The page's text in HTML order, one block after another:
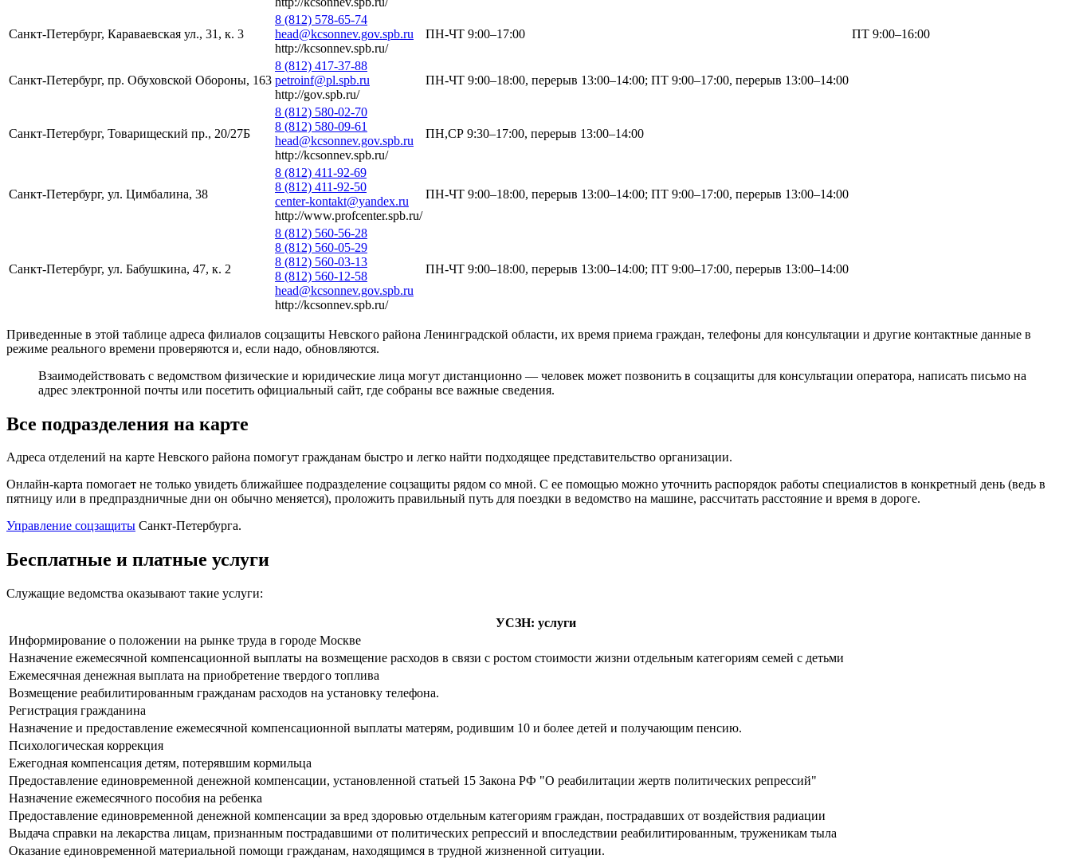
Санкт-Петербург, Караваевская ул., 31, к. 3
8 (812) 578-65-74
head@kcsonnev.gov.spb.ru
http://kcsonnev.spb.ru/
ПН-ЧТ 9:00–17:00 ПТ 9:00–16:00
Санкт-Петербург, пр. Обуховской Обороны, 163
8 (812) 417-37-88
petroinf@pl.spb.ru
http://gov.spb.ru/
ПН-ЧТ 9:00–18:00, перерыв 13:00–14:00; ПТ 9:00–17:00, перерыв 13:00–14:00
Санкт-Петербург, Товарищеский пр., 20/27Б
8 (812) 580-02-70
8 (812) 580-09-61
head@kcsonnev.gov.spb.ru
http://kcsonnev.spb.ru/
ПН,СР 9:30–17:00, перерыв 13:00–14:00
Санкт-Петербург, ул. Цимбалина, 38
8 (812) 411-92-69
8 (812) 411-92-50
center-kontakt@yandex.ru
http://www.profcenter.spb.ru/
ПН-ЧТ 9:00–18:00, перерыв 13:00–14:00; ПТ 9:00–17:00, перерыв 13:00–14:00
Санкт-Петербург, ул. Бабушкина, 47, к. 2
8 (812) 560-56-28
8 (812) 560-05-29
8 (812) 560-03-13
8 (812) 560-12-58
head@kcsonnev.gov.spb.ru
http://kcsonnev.spb.ru/
ПН-ЧТ 9:00–18:00, перерыв 13:00–14:00; ПТ 9:00–17:00, перерыв 13:00–14:00
Приведенные в этой таблице адреса филиалов соцзащиты Невского района Ленинградской области, их время приема граждан, телефоны для консультации и другие контактные данные в
режиме реального времени проверяются и, если надо, обновляются.
Взаимодействовать с ведомством физические и юридические лица могут дистанционно — человек может позвонить в соцзащиты для консультации оператора, написать письмо на
адрес электронной почты или посетить официальный сайт, где собраны все важные сведения.
Все подразделения на карте
Адреса отделений на карте Невского района помогут гражданам быстро и легко найти подходящее представительство организации.
Онлайн-карта помогает не только увидеть ближайшее подразделение соцзащиты рядом со мной. С ее помощью можно уточнить распорядок работы специалистов в конкретный день (ведь в
пятницу или в предпраздничные дни он обычно меняется), проложить правильный путь для поездки в ведомство на машине, рассчитать расстояние и время в дороге.
Управление соцзащиты Санкт-Петербурга.
Бесплатные и платные услуги
Служащие ведомства оказывают такие услуги:
УСЗН: услуги
Информирование о положении на рынке труда в городе Москве
Назначение ежемесячной компенсационной выплаты на возмещение расходов в связи с ростом стоимости жизни отдельным категориям семей с детьми
Ежемесячная денежная выплата на приобретение твердого топлива
Возмещение реабилитированным гражданам расходов на установку телефона.
Регистрация гражданина
Назначение и предоставление ежемесячной компенсационной выплаты матерям, родившим 10 и более детей и получающим пенсию.
Психологическая коррекция
Ежегодная компенсация детям, потерявшим кормильца
Предоставление единовременной денежной компенсации, установленной статьей 15 Закона РФ "О реабилитации жертв политических репрессий"
Назначение ежемесячного пособия на ребенка
Предоставление единовременной денежной компенсации за вред здоровью отдельным категориям граждан, пострадавших от воздействия радиации
Выдача справки на лекарства лицам, признанным пострадавшими от политических репрессий и впоследствии реабилитированным, труженикам тыла
Оказание единовременной материальной помощи гражданам, находящимся в трудной жизненной ситуации.